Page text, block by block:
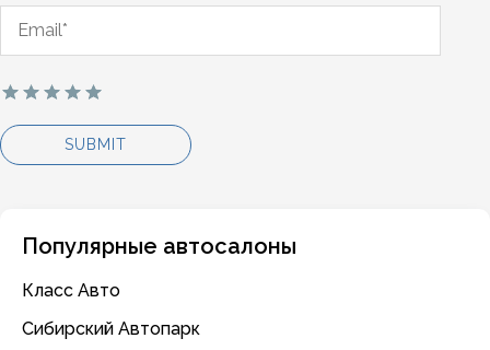
Популярные автосалоны
Класс Авто
Сибирский Автопарк